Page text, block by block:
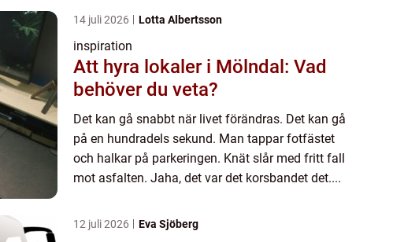
14 juli 2026 Lotta Albertsson
inspiration
Att hyra lokaler i Mölndal: Vad
behöver du veta?
Det kan gå snabbt när livet förändras. Det kan gå
på en hundradels sekund. Man tappar fotfästet
och halkar på parkeringen. Knät slår med fritt fall
mot asfalten. Jaha, det var det korsbandet det....
12 juli 2026 Eva Sjöberg